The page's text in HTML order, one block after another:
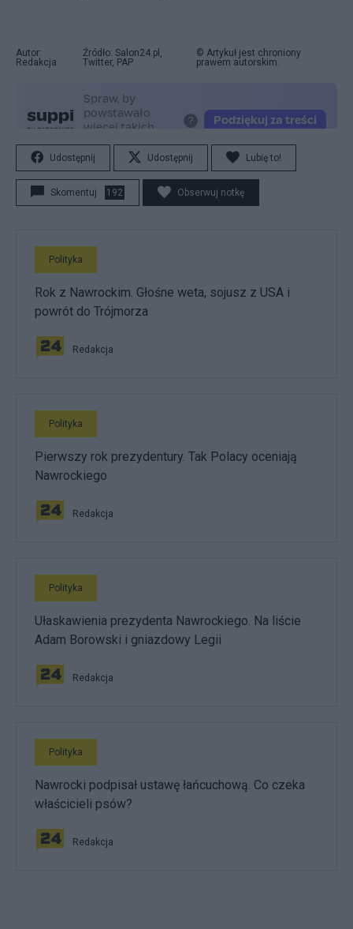
Autor:
Redakcja
Źródło: Salon24.pl,
Twitter, PAP
© Artykuł jest chroniony
prawem autorskim.
Udostępnij Udostępnij Lubię to!
Skomentuj 192 Obserwuj notkę
Polityka
Rok z Nawrockim. Głośne weta, sojusz z USA i
powrót do Trójmorza
Redakcja
Polityka
Pierwszy rok prezydentury. Tak Polacy oceniają
Nawrockiego
Redakcja
Polityka
Ułaskawienia prezydenta Nawrockiego. Na liście
Adam Borowski i gniazdowy Legii
Redakcja
Polityka
Nawrocki podpisał ustawę łańcuchową. Co czeka
właścicieli psów?
Redakcja